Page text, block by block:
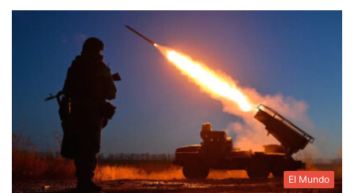
El Mundo